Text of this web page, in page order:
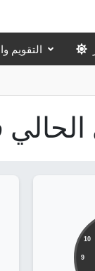
التقويم
9
10